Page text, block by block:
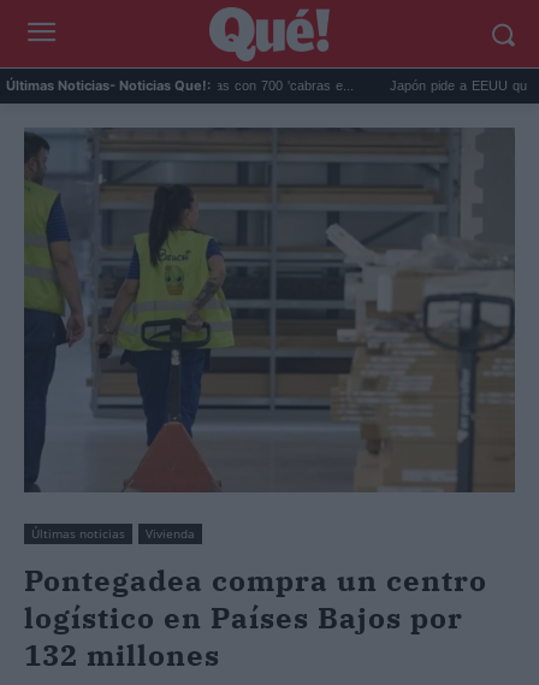
Últimas Noticias- Noticias Que!:
eliminó 140.000 cabras con 700 'cabras e... Japón pide a EEUU que deje
Últimas noticias Vivienda
Pontegadea compra un centro
logístico en Países Bajos por
132 millones